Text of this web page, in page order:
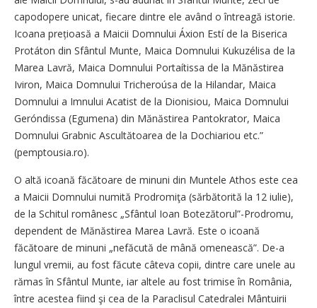
capodopere unicat, fiecare dintre ele având o întreagă istorie.
Icoana prețioasă a Maicii Domnului Áxion Estí de la Biserica
Protáton din Sfântul Munte, Maica Domnului Kukuzélisa de la
Marea Lavră, Maica Domnului Portaítissa de la Mănăstirea
Iviron, Maica Domnului Tricheroúsa de la Hilandar, Maica
Domnului a Imnului Acatist de la Dionisiou, Maica Domnului
Geróndissa (Egumena) din Mănăstirea Pantokrator, Maica
Domnului Grabnic Ascultătoarea de la Dochiariou etc.”
(pemptousia.ro).
O altă icoană făcătoare de minuni din Muntele Athos este cea
a Maicii Domnului numită Prodromiţa (sărbătorită la 12 iulie),
de la Schitul românesc „Sfântul Ioan Botezătorul”-Prodromu,
dependent de Mănăstirea Marea Lavră. Este o icoană
făcătoare de minuni „nefăcută de mână omenească”. De-a
lungul vremii, au fost făcute câteva copii, dintre care unele au
rămas în Sfântul Munte, iar altele au fost trimise în România,
între acestea fiind şi cea de la Paraclisul Catedralei Mântuirii